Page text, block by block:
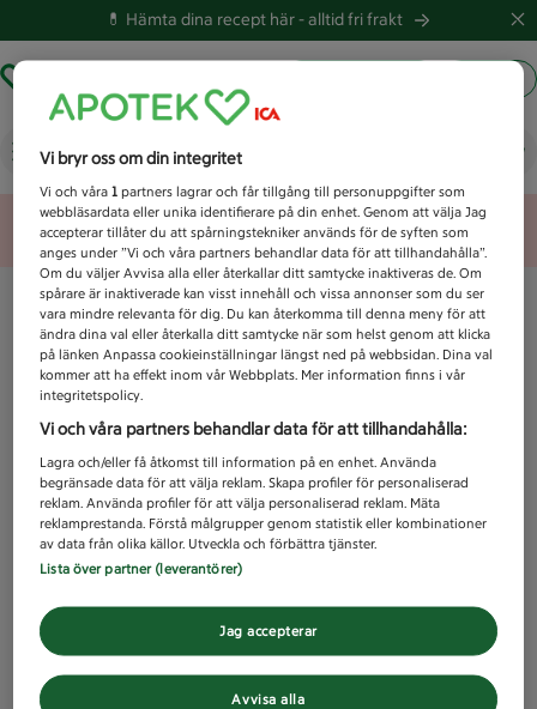
💊 Hämta dina recept här -alltid fri frakt
Vad letar du efter idag?
Unknown error
Vi bryr oss om din integritet
Vi och våra1 partners lagrar och får tillgång till personuppgifter som
webbläsardata eller unika identifierare på din enhet. Genom att välja Jag
accepterar tillåter du att spårningstekniker används för de syften som
anges under ”Vi och våra partners behandlar data för att tillhandahålla”.
Om du väljer Avvisa alla eller återkallar ditt samtycke inaktiveras de. Om
spårare är inaktiverade kan visst innehåll och vissa annonser som du ser
vara mindre relevanta för dig. Du kan återkomma till denna meny för att
ändra dina val eller återkalla ditt samtycke när som helst genom att klicka
på länken Anpassa cookieinställningar längst ned på webbsidan. Dina val
kommer att ha effekt inom vår Webbplats. Mer information finns i vår
integritetspolicy.
Vi och våra partners behandlar data för att tillhandahålla:
Lagra och/eller få åtkomst till information på en enhet. Använda
begränsade data för att välja reklam. Skapa profiler för personaliserad
reklam. Använda profiler för att välja personaliserad reklam. Mäta
reklamprestanda. Förstå målgrupper genom statistik eller kombinationer
av data från olika källor. Utveckla och förbättra tjänster.
Lista över partner (leverantörer)
Avvisa alla
Jag accepterar